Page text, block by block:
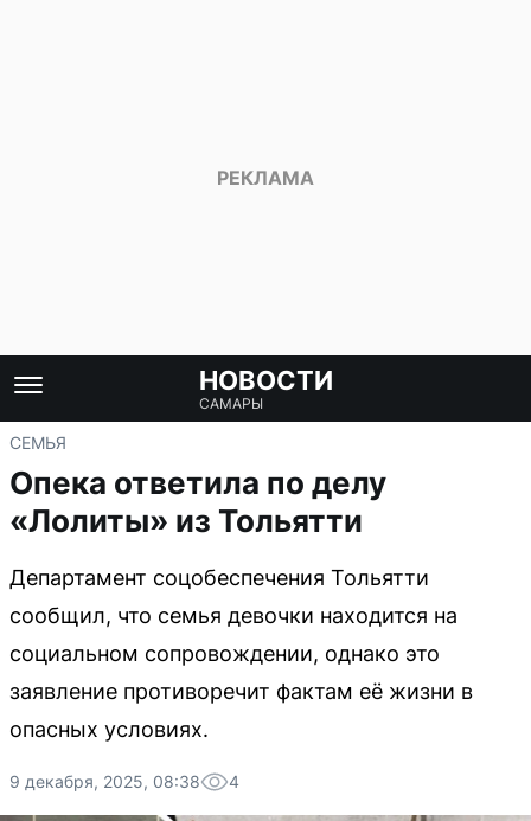
НОВОСТИ
САМАРЫ
СЕМЬЯ
Опека ответила по делу
«Лолиты» из Тольятти
Департамент соцобеспечения Тольятти
сообщил, что семья девочки находится на
социальном сопровождении, однако это
заявление противоречит фактам её жизни в
опасных условиях.
9 декабря, 2025, 08:38 4